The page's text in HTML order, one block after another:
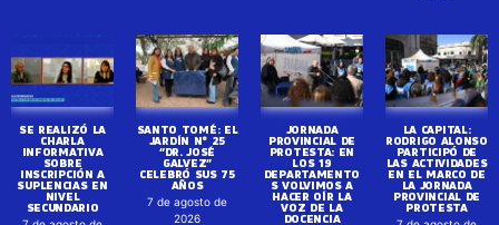
SE REALIZÓ LA
CHARLA
INFORMATIVA
SOBRE
INSCRIPCIÓN A
SUPLENCIAS EN
NIVEL
SECUNDARIO
SANTO TOMÉ: EL
JARDÍN N° 25
“DR. JOSÉ
GALVEZ”
CELEBRÓ SUS 75
AÑOS
7 de agosto de
2026
JORNADA
PROVINCIAL DE
PROTESTA: EN
LOS 19
DEPARTAMENTO
S VOLVIMOS A
HACER OÍR LA
VOZ DE LA
DOCENCIA
LA CAPITAL:
RODRIGO ALONSO
PARTICIPÓ DE
LAS ACTIVIDADES
EN EL MARCO DE
LA JORNADA
PROVINCIAL DE
PROTESTA